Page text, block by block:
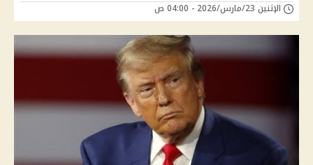
الإثنين 23/مارس/2026 - 04:00 ص